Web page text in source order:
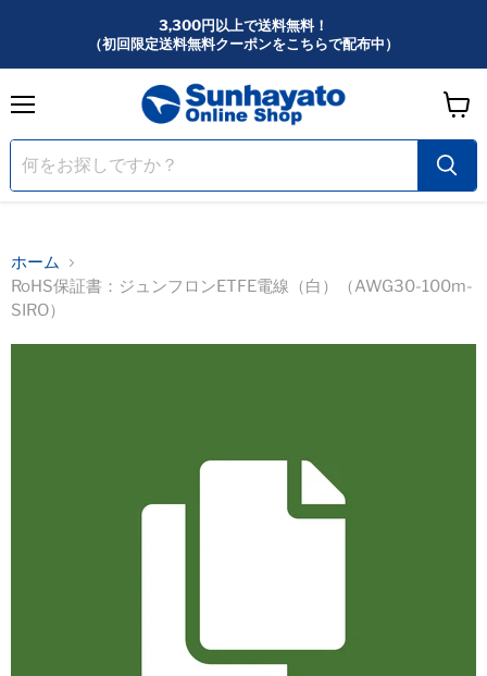
3,300円以上で送料無料！
（初回限定送料無料クーポンをこちらで配布中）
ニ
ュ
ー
ー
ト
を
ホーム
RoHS保証書：ジュンフロンETFE電線（白）（AWG30-100m-
SIRO）